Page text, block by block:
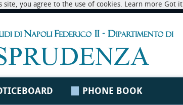
site, you agree to the use of cookies. Learn more Got it
PHONE BOOK